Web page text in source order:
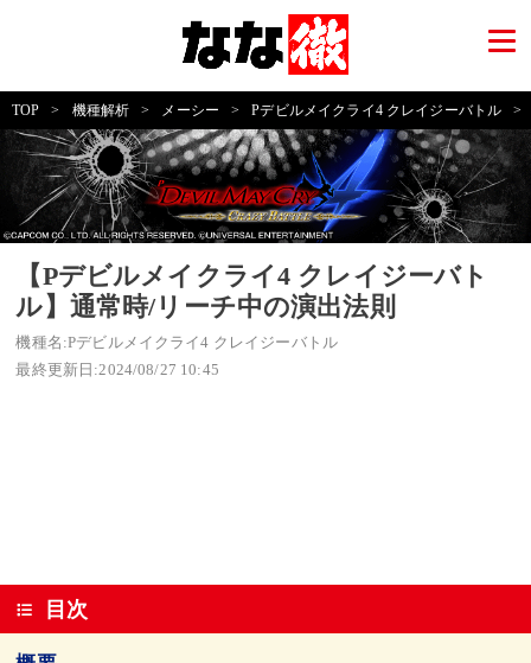
TOP > 機種解析 > メーシー > Pデビルメイクライ4 クレイジーバトル >
【Pデビルメイクライ4 クレイジーバト
ル】通常時/リーチ中の演出法則
機種名:Pデビルメイクライ4 クレイジーバトル
最終更新日:2024/08/27 10:45
目次